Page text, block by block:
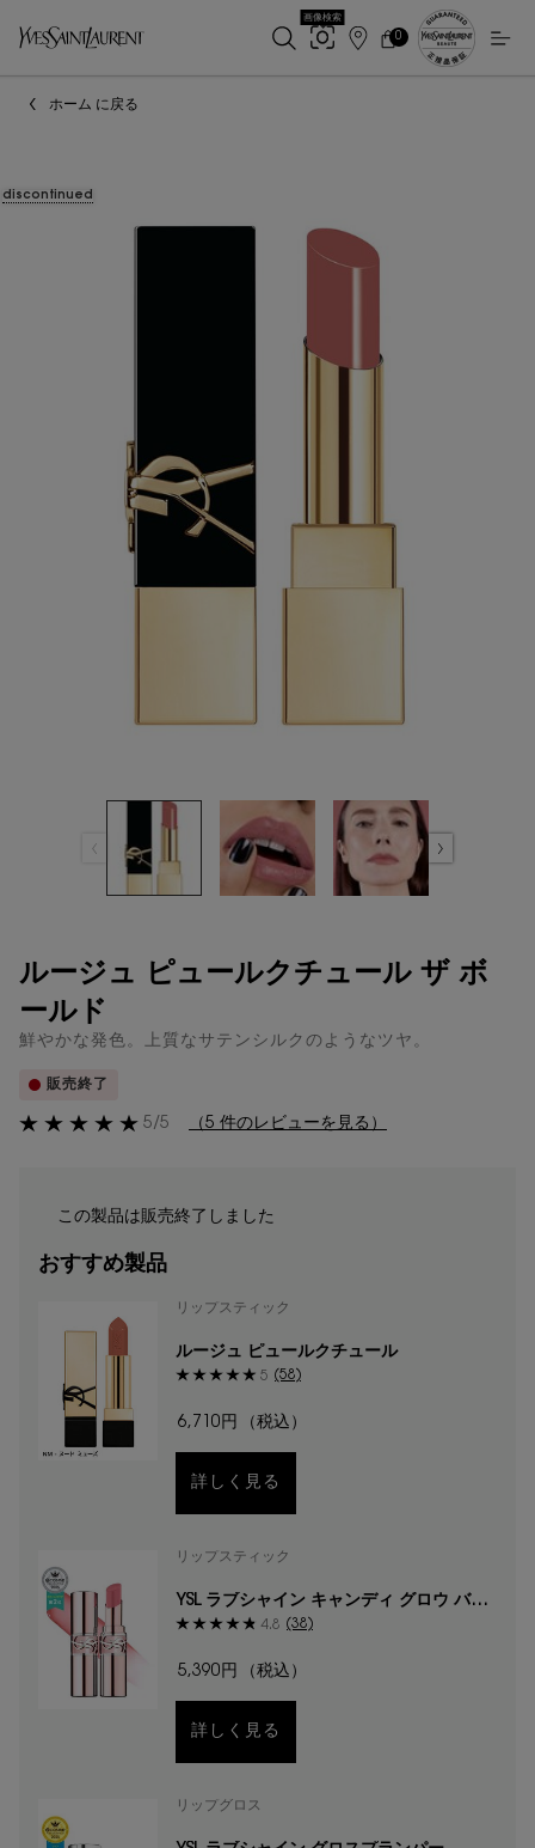
画像検索
店
カ
0
0 カート内の製品
ホーム に戻る
discontinued
ルージュ ピュールクチュール ザ ボ
ールド
鮮やかな発色。上質なサテンシルクのようなツヤ。
販売終了
5/5 （5 件のレビューを見る）
この製品は販売終了しました
おすすめ製品
リップスティック
ルージュ ピュールクチュール
5 (58)
6,710円 （税込）
詳しく見る
リップスティック
YSL ラブシャイン キャンディ グロウ バー
ム
4.8 (38)
5,390円 （税込）
詳しく見る
リップグロス